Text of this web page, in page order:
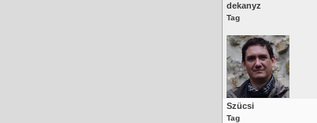
dekanyz
Tag
Szücsi
Tag